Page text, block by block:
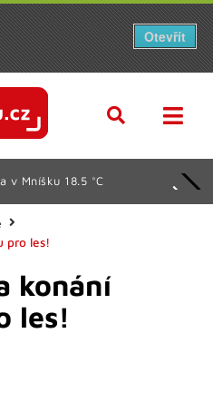
v Mníšku 18.5 °C
pro les!
konání
les!
Otevřít